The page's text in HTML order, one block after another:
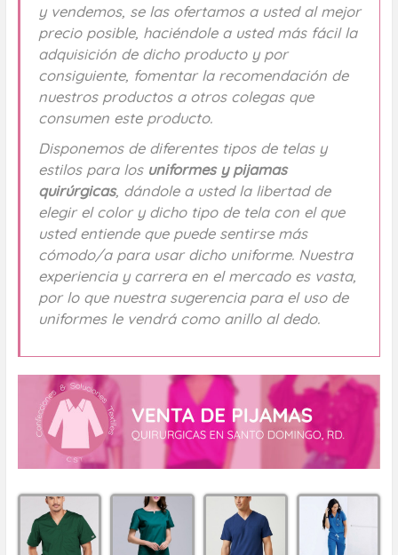
y vendemos, se las ofertamos a usted al mejor
precio posible, haciéndole a usted más fácil la
adquisición de dicho producto y por
consiguiente, fomentar la recomendación de
nuestros productos a otros colegas que
consumen este producto.
Disponemos de diferentes tipos de telas y
estilos para los uniformes y pijamas
quirúrgicas, dándole a usted la libertad de
elegir el color y dicho tipo de tela con el que
usted entiende que puede sentirse más
cómodo/a para usar dicho uniforme. Nuestra
experiencia y carrera en el mercado es vasta,
por lo que nuestra sugerencia para el uso de
uniformes le vendrá como anillo al dedo.